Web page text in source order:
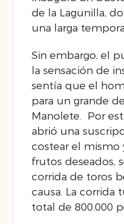
de la Lagunilla,
una larga
Sin embargo, el
la sensación de
sentía que el
para un grande
Manolete. Por
abrió una
costear el
frutos deseados,
corrida de toros
causa. La corrida
total de 800.000